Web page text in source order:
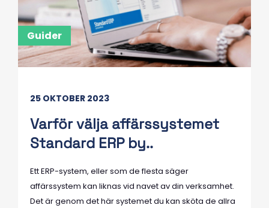
Guider
25 OKTOBER 2023
Varför välja affärssystemet
Standard ERP by..
Ett ERP-system, eller som de flesta säger
affärssystem kan liknas vid navet av din verksamhet.
Det är genom det här systemet du kan sköta de allra